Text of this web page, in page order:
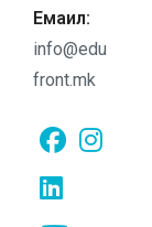
Емаил:
info@edu
front.mk
Opens
in